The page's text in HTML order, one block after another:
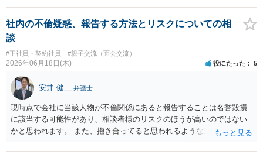
くしている場合があります。被告がこれ以上ありませんと言えば終わ
るかと思います。ご参考にしてください。
社内の不倫疑惑、報告する方法とリスクについての相
談
#正社員・契約社員 #親子交流（面会交流）
2026年06月18日(木) 役にたった 5
安井 健二 弁護士
現時点で会社に当該人物が不倫関係にあると報告することは名誉毀損
に該当する可能性があり、相談者様のリスクのほうが高いのではない
かと思われます。 また、抱き合ってると思われるような声というのも
ならないのではないかと考えます。